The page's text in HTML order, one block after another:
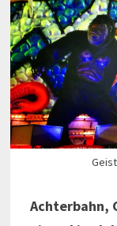
Achterbahn,